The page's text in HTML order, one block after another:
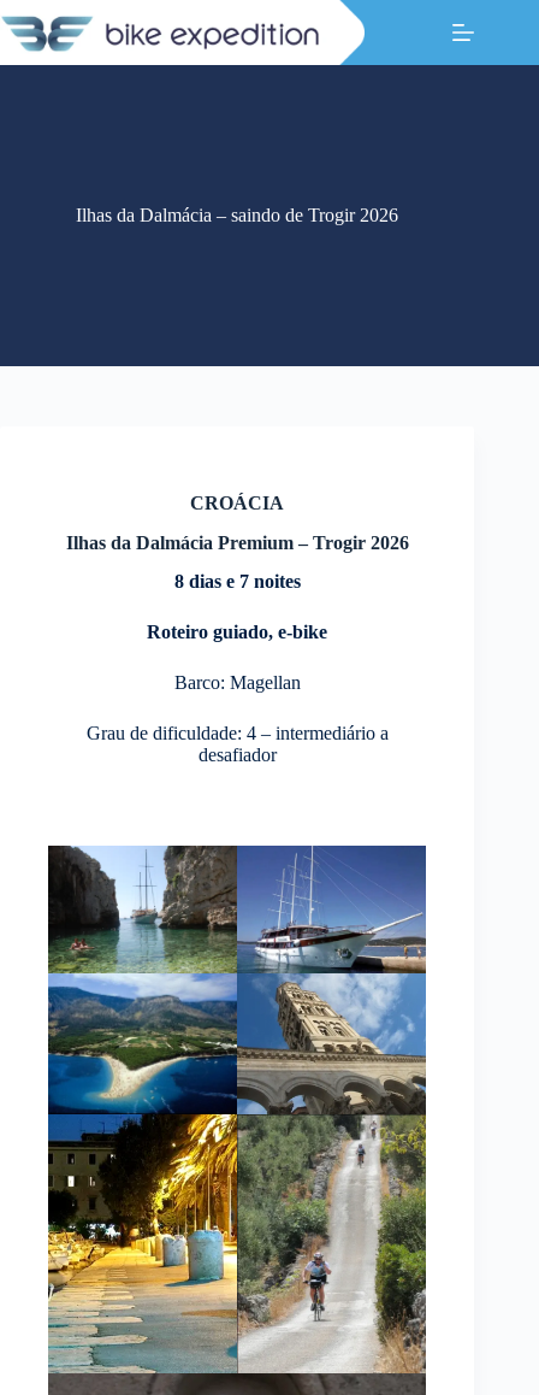
para
Ilhas da Dalmácia – saindo de Trogir 2026
CROÁCIA
Ilhas da Dalmácia Premium – Trogir 2026
8 dias e 7 noites
Roteiro guiado, e-bike
Barco: Magellan
Grau de dificuldade: 4 – intermediário a
desafiador